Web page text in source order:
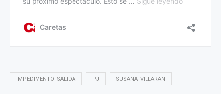
IMPEDIMENTO_SALIDA PJ SUSANA_VILLARAN